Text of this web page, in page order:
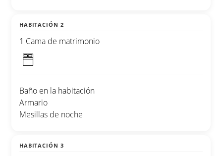
HABITACIÓN 2
1 Cama de matrimonio
Baño en la habitación
Armario
Mesillas de noche
HABITACIÓN 3